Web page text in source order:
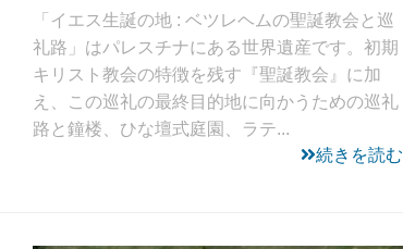
「イエス生誕の地 : ベツレヘムの聖誕教会と巡
礼路」はパレスチナにある世界遺産です。初期
キリスト教会の特徴を残す『聖誕教会』に加
え、この巡礼の最終目的地に向かうための巡礼
路と鐘楼、ひな壇式庭園、ラテ...
続きを読む